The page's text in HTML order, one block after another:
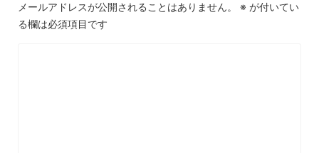
メールアドレスが公開されることはありません。 ※ が付いてい
る欄は必須項目です